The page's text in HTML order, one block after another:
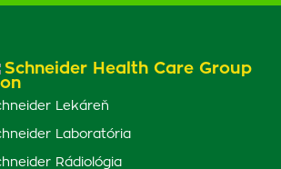
Schneider Health Care Group
Lekáreň
Laboratória
Rádiológia